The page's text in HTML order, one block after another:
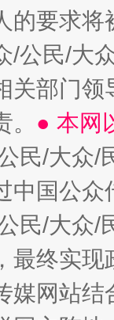
的要求将
/公民/大
关部门
● 本网
民/大众
中国公
民/大众
最终实
媒网站